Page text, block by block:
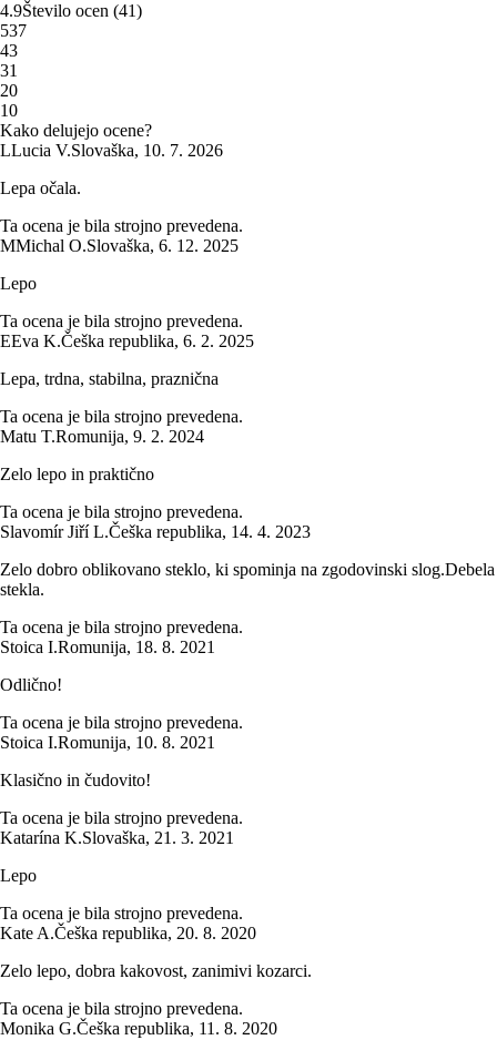
4.9Število ocen (41)
537
43
31
20
10
Kako delujejo ocene?
LLucia V.Slovaška, 10. 7. 2026
Lepa očala.
Ta ocena je bila strojno prevedena.
MMichal O.Slovaška, 6. 12. 2025
Lepo
Ta ocena je bila strojno prevedena.
EEva K.Češka republika, 6. 2. 2025
Lepa, trdna, stabilna, praznična
Ta ocena je bila strojno prevedena.
Matu T.Romunija, 9. 2. 2024
Zelo lepo in praktično
Ta ocena je bila strojno prevedena.
Slavomír Jiří L.Češka republika, 14. 4. 2023
Zelo dobro oblikovano steklo, ki spominja na zgodovinski slog.Debela
stekla.
Ta ocena je bila strojno prevedena.
Stoica I.Romunija, 18. 8. 2021
Odlično!
Ta ocena je bila strojno prevedena.
Stoica I.Romunija, 10. 8. 2021
Klasično in čudovito!
Ta ocena je bila strojno prevedena.
Katarína K.Slovaška, 21. 3. 2021
Lepo
Ta ocena je bila strojno prevedena.
Kate A.Češka republika, 20. 8. 2020
Zelo lepo, dobra kakovost, zanimivi kozarci.
Ta ocena je bila strojno prevedena.
Monika G.Češka republika, 11. 8. 2020